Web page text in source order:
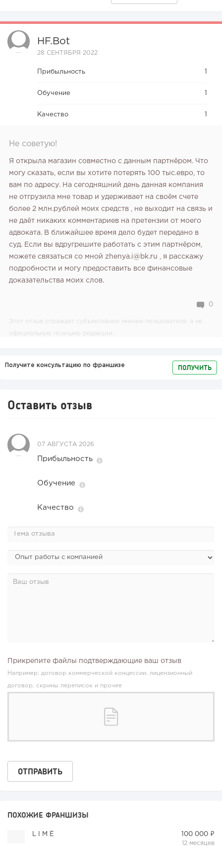
HF.bot
28 СЕНТЯБРЯ 2022
Прибыльность
Обучение
Качество
Не советую!
Я открыла магазин совместно с данным партнёром. Что
могу сказать, если вы хотите потерять 100 тыс.евро, то
вам по адресу. На сегодняшний день данная компания
не отгрузила мне товар и удерживает на своём счете
более 2 млн.рублей моих средств , не выходит на связь и
не даёт никаких комментариев на претензии от моего
адвоката. В ближайшее время дело будет передано в
суд. Если вы вдругрешите работать с этим партнёром,
можете связаться со мной zhenya.i@bk.ru , я расскажу
подробности и могу предоставить все финансовые
доказательства моих слов.
0
Этот отзыв отражает субъективное мнение пользователя, а не
официальную позицию редакции.
Получите консультацию по франшизе ПОЛУЧИТЬ
Оставить отзыв
07 АВГУСТА 2026
Прибыльность
Обучение
Качество
Прикрепите файлы подтверждающие ваш отзыв
Например: договор коммерческой концессии, лицензионный
договор, скрины переписок и прочее
ПОХОЖИЕ ФРАНШИЗЫ
L I M É
100 000 ₽
12 месяцев